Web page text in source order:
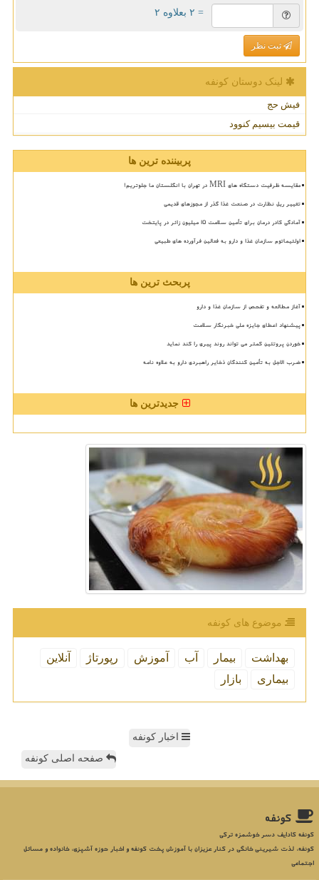
= ۲ بعلاوه ۲
ثبت نظر
لینک دوستان كونفه
فیش حج
قیمت بیسیم کنوود
پربیننده ترین ها
مقایسه ظرفیت دستگاه های MRI در تهران با انگلستان ما جلوتریم!
تغییر ریل نظارت در صنعت غذا گذر از مجوزهای قدیمی
آمادگی کادر درمان برای تأمین سلامت 15 میلیون زائر در پایتخت
اولتیماتوم سازمان غذا و دارو به فعالین فرآورده های طبیعی
پربحث ترین ها
آغاز مطالعه و تفحص از سازمان غذا و دارو
پیشنهاد اعطای جایزه ملی خبرنگار سلامت
خوردن پروتئین کمتر می تواند روند پیری را کند نماید
ضرب الاجل به تأمین کنندگان ذخایر راهبردی دارو به علاوه نامه
جدیدترین ها
موضوع های كونفه
بهداشت بیمار آب آموزش رپورتاژ
آنلاین
بیماری
بازار
اخبار کونفه
صفحه اصلی کونفه
كونفه
کونفه کادایف دسر خوشمزه ترکی
کونفه، لذت شیرینی خانگی در کنار عزیزان با آموزش پخت کونفه و اخبار حوزه آشپزی، خانواده و مسائل
اجتماعی